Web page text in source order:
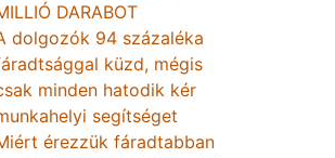
DARABOT
dolgozók 94 százaléka
küzd, mégis
minden hatodik kér
segítséget
érezzük fáradtabban